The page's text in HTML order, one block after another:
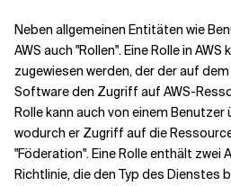
Neben allgemeinen Entitäten wie
AWS auch "Rollen". Eine Rolle in AWS
zugewiesen werden, der der auf
Software den Zugriff auf AWS-
Rolle kann auch von einem
wodurch er Zugriff auf die
"Föderation". Eine Rolle enthält zwei
Richtlinie, die den Typ des Dienstes